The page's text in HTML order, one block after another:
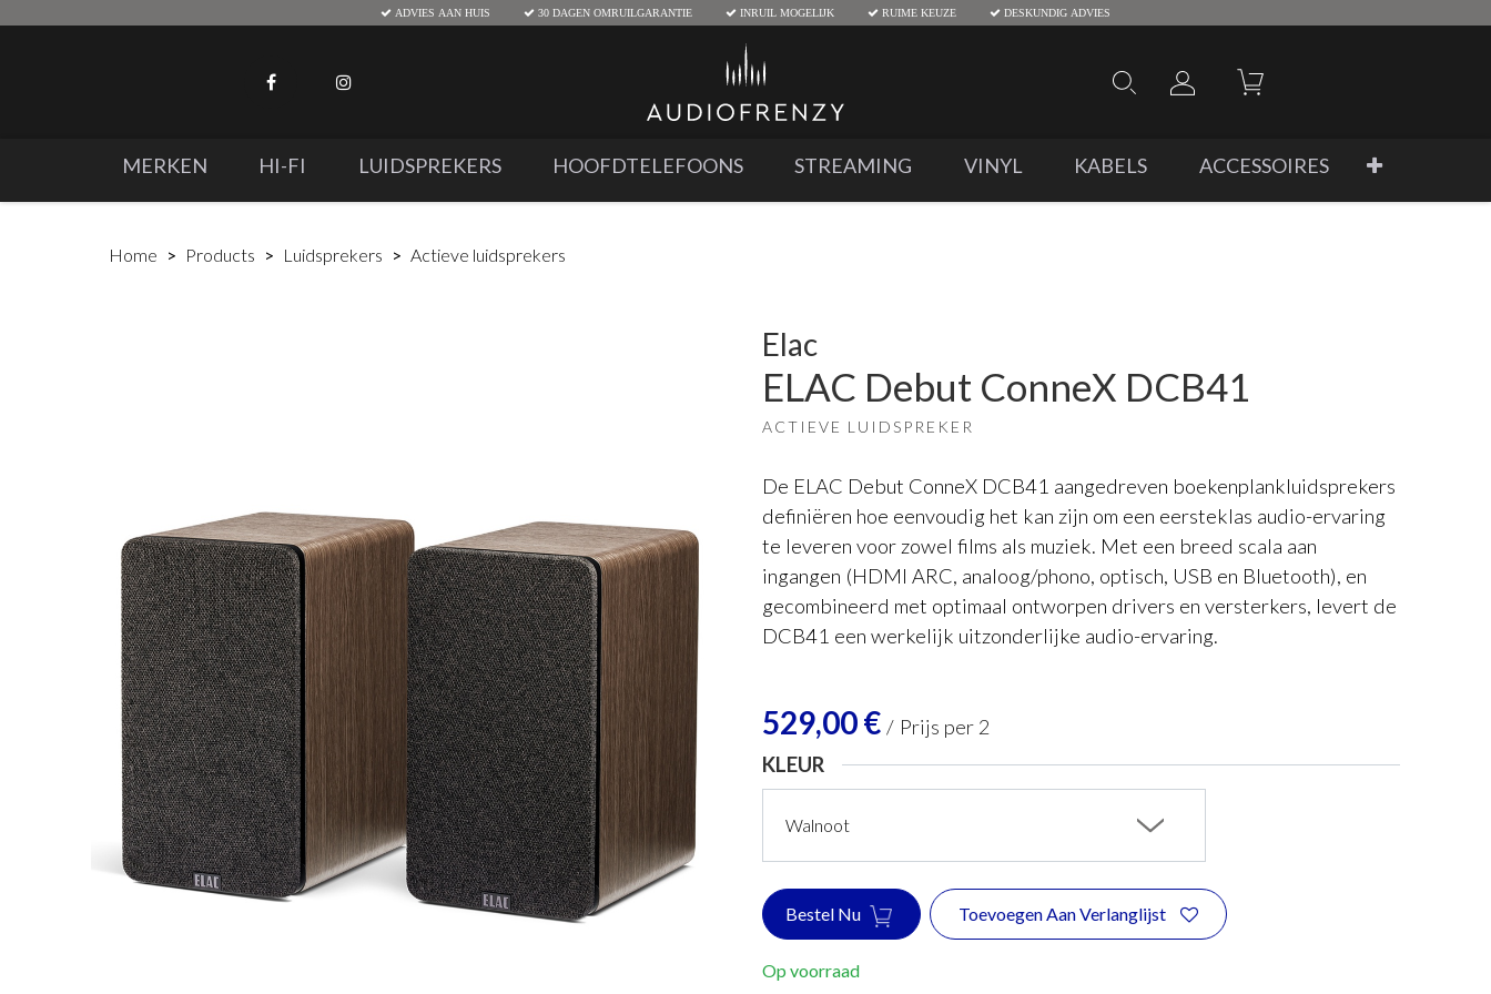
ADVIES AAN HUIS 30 DAGEN OMRUILGARANTIE INRUIL MOGELIJK RUIME KEUZE DESKUNDIG ADVIES
MERKEN HI-FI LUIDSPREKERS HOOFDTELEFOONS STREAMING VINYL KABELS ACCESSOIRES
Home Products Luidsprekers Actieve luidsprekers
Elac
ELAC Debut ConneX DCB41
ACTIEVE LUIDSPREKER
De ELAC Debut ConneX DCB41 aangedreven boekenplankluidsprekers
definiëren hoe eenvoudig het kan zijn om een eersteklas audio-ervaring
te leveren voor zowel films als muziek. Met een breed scala aan
ingangen (HDMI ARC, analoog/phono, optisch, USB en Bluetooth), en
gecombineerd met optimaal ontworpen drivers en versterkers, levert de
DCB41 een werkelijk uitzonderlijke audio-ervaring.
529,00€ / Prijs per 2
KLEUR
Bestel Nu Toevoegen Aan Verlanglijst
Op voorraad